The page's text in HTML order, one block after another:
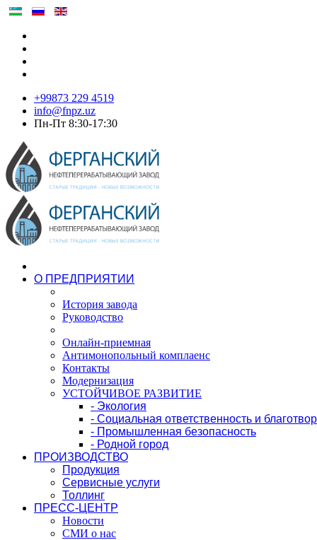
+99873 229 4519
info@fnpz.uz
Пн-Пт 8:30-17:30
О ПРЕДПРИЯТИИ
История завода
Руководство
Онлайн-приемная
Антимонопольный комплаенс
Контакты
Модернизация
УСТОЙЧИВОЕ РАЗВИТИЕ
- Экология
- Социальная ответственность и
- Промышленная безопасность
- Родной город
ПРОИЗВОДСТВО
Продукция
Сервисные услуги
Толлинг
ПРЕСС-ЦЕНТР
Новости
СМИ о нас